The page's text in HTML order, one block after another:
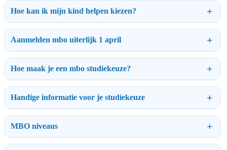
Hoe kan ik mijn kind helpen kiezen?
Aanmelden mbo uiterlijk 1 april
Hoe maak je een mbo studiekeuze?
Handige informatie voor je studiekeuze
MBO niveaus